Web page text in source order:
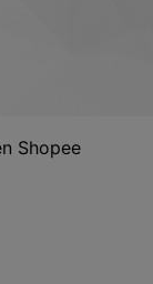
Shopee